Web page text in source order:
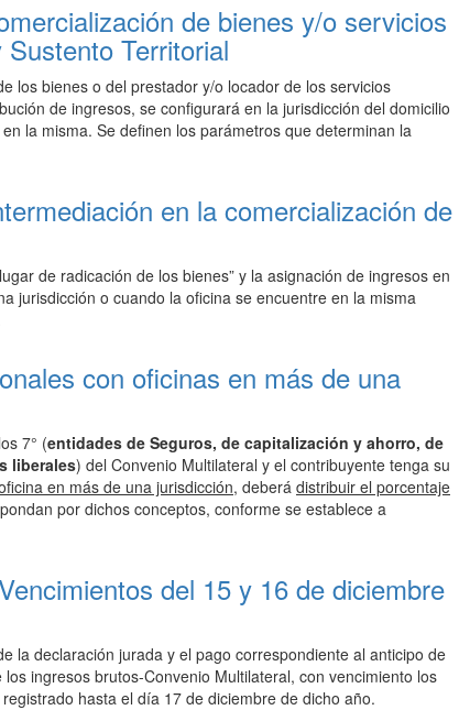
de bienes y/o servicios
Territorial
los bienes o del prestador y/o locador de los servicios
de ingresos, se configurará en la jurisdicción del domicilio
en la misma. Se definen los parámetros que determinan la
en la comercialización de
de radicación de los bienes” y la asignación de ingresos en
jurisdicción o cuando la oficina se encuentre en la misma
con oficinas en más de una
7° (entidades de Seguros, de capitalización y ahorro, de
liberales) del Convenio Multilateral y el contribuyente tenga su
en más de una jurisdicción, deberá distribuir el porcentaje
por dichos conceptos, conforme se establece a
del 15 y 16 de diciembre
la declaración jurada y el pago correspondiente al anticipo de
ingresos brutos-Convenio Multilateral, con vencimiento los
hasta el día 17 de diciembre de dicho año.